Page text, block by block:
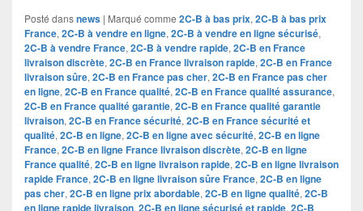
Posté dansnews | Marqué comme 2C-B à bas prix, 2C-B à bas prix
France, 2C-B à vendre en ligne, 2C-B à vendre en ligne sécurisé,
2C-B à vendre France, 2C-B à vendre rapide, 2C-B en France
livraison discrète, 2C-B en France livraison rapide, 2C-B en France
livraison sûre, 2C-B en France pas cher, 2C-B en France pas cher
en ligne, 2C-B en France qualité, 2C-B en France qualité assurance,
2C-B en France qualité garantie, 2C-B en France qualité garantie
livraison, 2C-B en France sécurité, 2C-B en France sécurité et
qualité, 2C-B en ligne, 2C-B en ligne avec sécurité, 2C-B en ligne
France, 2C-B en ligne France livraison discrète, 2C-B en ligne
France qualité, 2C-B en ligne livraison rapide, 2C-B en ligne livraison
rapide France, 2C-B en ligne livraison sûre France, 2C-B en ligne
pas cher, 2C-B en ligne prix abordable, 2C-B en ligne qualité, 2C-B
en ligne rapide livraison, 2C-B en ligne sécurisé et rapide, 2C-B